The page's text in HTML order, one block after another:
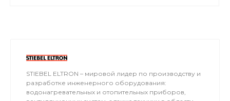
STIEBEL ELTRON – мировой лидер по производству и
разработке инженерного оборудования:
водонагревательных и отопительных приборов,